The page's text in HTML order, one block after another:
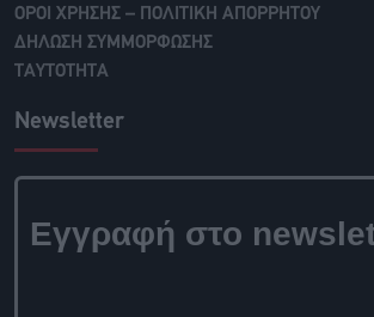
ΟΡΟΙ ΧΡΗΣΗΣ – ΠΟΛΙΤΙΚΗ ΑΠΟΡΡΗΤΟΥ
ΔΗΛΩΣΗ ΣΥΜΜΟΡΦΩΣΗΣ
ΤΑΥΤΟΤΗΤΑ
Newsletter
Εγγραφή στο